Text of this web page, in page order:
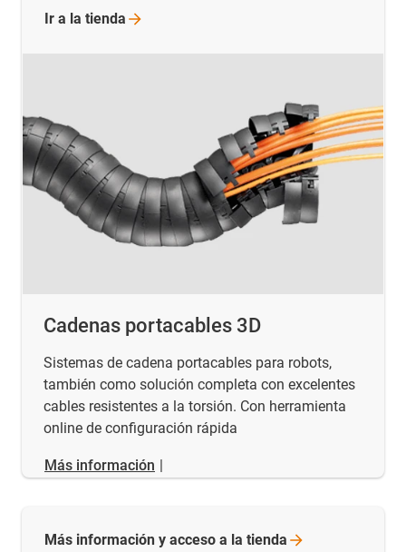
Cadenas portacables 3D
Sistemas de cadena portacables para robots,
también como solución completa con excelentes
cables resistentes a la torsión. Con herramienta
online de configuración rápida
Más información |
Ir a la tienda
Más información y acceso a la tienda